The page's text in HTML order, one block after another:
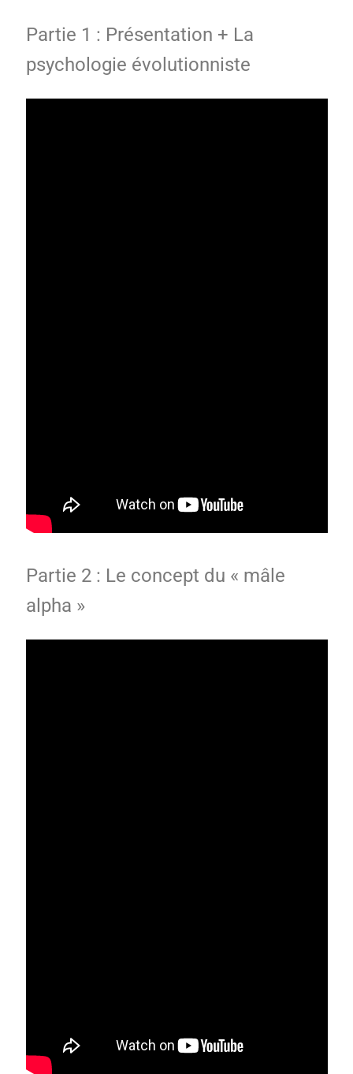
Partie 1 : Présentation + La
psychologie évolutionniste
Partie 2 : Le concept du « mâle
alpha »